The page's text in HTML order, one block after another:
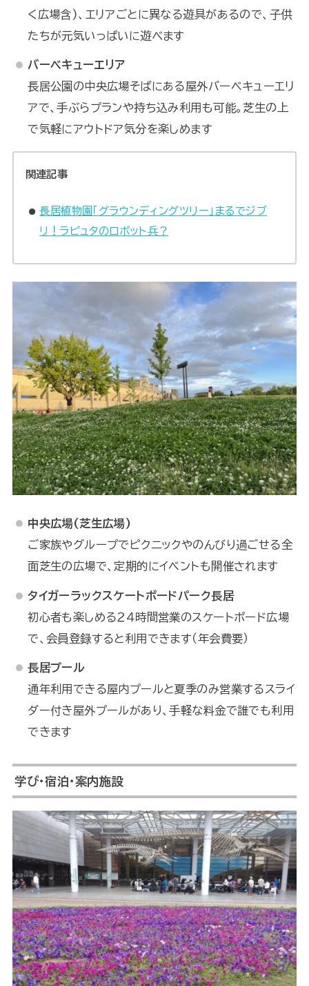
く広場含)、エリアごとに異なる遊具があるので、子供
たちが元気いっぱいに遊べます
バーベキューエリア
長居公園の中央広場そばにある屋外バーベキューエリ
アで、手ぶらプランや持ち込み利用も可能。芝生の上
で気軽にアウトドア気分を楽しめます
関連記事
長居植物園「グラウンディングツリー」まるでジブ
リ！ラピュタのロボット兵？
中央広場(芝生広場)
ご家族やグループでピクニックやのんびり過ごせる全
面芝生の広場で、定期的にイベントも開催されます
タイガーラックスケートボードパーク長居
初心者も楽しめる２４時間営業のスケートボード広場
で、会員登録すると利用できます（年会費要）
長居プール
通年利用できる屋内プールと夏季のみ営業するスライ
ダー付き屋外プールがあり、手軽な料金で誰でも利用
できます
学び・宿泊・案内施設